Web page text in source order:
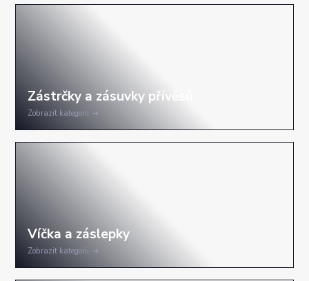
Zobrazit kategorii
Zobrazit kategorii